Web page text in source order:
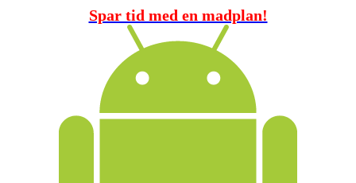
Spar tid med en madplan!